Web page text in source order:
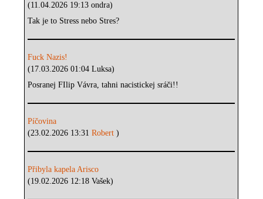
(11.04.2026 19:13 ondra)
Tak je to Stress nebo Stres?
Fuck Nazis!
(17.03.2026 01:04 Luksa)
Posranej FIlip Vávra, tahni nacistickej sráči!!
Píčovina
(23.02.2026 13:31Robert)
Přibyla kapela Arisco
(19.02.2026 12:18 Vašek)